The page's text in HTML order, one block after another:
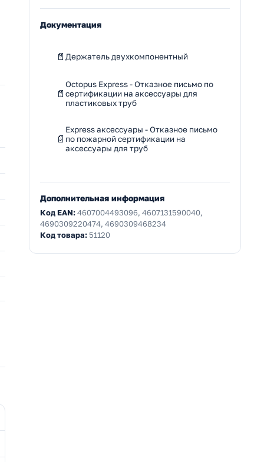
Документация
Держатель двухкомпонентный
Octopus Express - Отказное письмо по
сертификации на аксессуары для
пластиковых труб
Express аксессуары - Отказное письмо
по пожарной сертификации на
аксессуары для труб
Дополнительная информация
Код EAN:4607004493096, 4607131590040,
4690309220474, 4690309468234
Код товара: 51120